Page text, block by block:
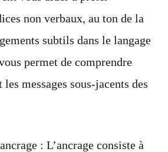
non verbaux, au ton de la
subtils dans le langage
permet de comprendre
messages sous-jacents des
: L’ancrage consiste à